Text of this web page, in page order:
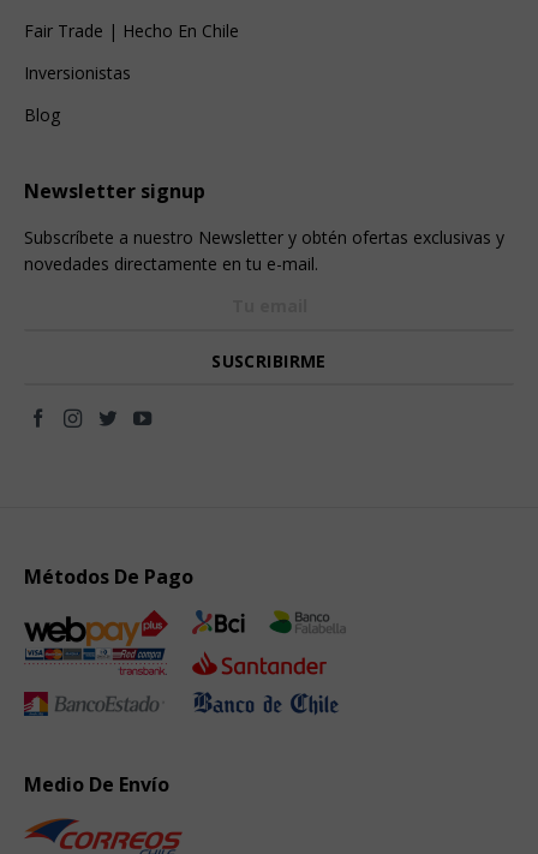
Fair Trade | Hecho En Chile
Inversionistas
Blog
Newsletter signup
Subscríbete a nuestro Newsletter y obtén ofertas exclusivas y
novedades directamente en tu e-mail.
Métodos De Pago
Medio De Envío